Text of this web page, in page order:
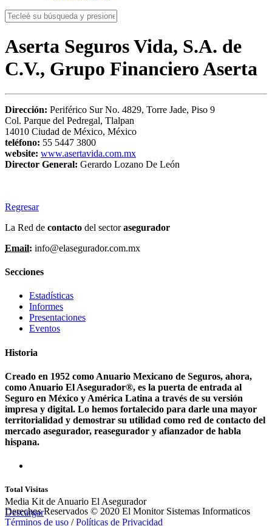
Aserta Seguros Vida, S.A. de
C.V., Grupo Financiero Aserta
Dirección: Periférico Sur No. 4829, Torre Jade, Piso 9
Col. Parque del Pedregal, Tlalpan
14010 Ciudad de México, México
teléfono: 55 5447 3800
website: www.asertavida.com.mx
Director General: Gerardo Lozano De León
Regresar
La Red de contacto del sectorasegurador
Email: info@elasegurador.com.mx
Secciones
Estadísticas
Informes
Presentaciones
Eventos
Historia
Creado en 1952 como Anuario Mexicano de Seguros, ahora,
como Anuario El Asegurador®, es la puerta de entrada al
Seguro en México y América Latina a través de su versión
impresa y digital. Lo hemos fortalecido para darle una mayor
territorialidad y demostrar su utilidad como red de contacto del
mercado asegurador, reasegurador y afianzador de habla
hispana.
Total Visitas
Media Kit de Anuario El Asegurador
Descargar
Derechos Reservados © 2020 El Monitor Sistemas Informaticos
Términos de uso /Políticas de Privacidad